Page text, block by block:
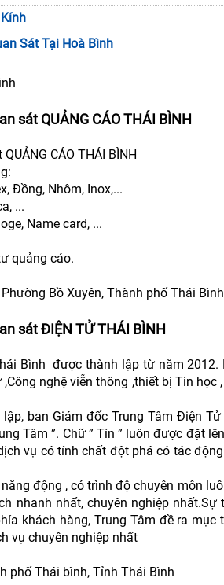
Sát Tại Hoà Bình
sát QUẢNG CÁO THÁI BÌNH
CÁO THÁI BÌNH
Đồng, Nhôm, Inox,...
...
Name card, ...
quảng cáo.
Bồ Xuyên, Thành phố Thái
sát ĐIỆN TỬ THÁI BÌNH
Bình được thành lập từ năm
nghệ viễn thông ,thiết bị Tin học
ban Giám đốc Trung Tâm Điện
Tâm ”. Chữ ” Tín ” luôn được đặt
vụ có tính chất đột phá có tác
động , có trình độ chuyên môn
nhanh nhất, chuyên nghiệp
khách hàng, Trung Tâm đề ra
vụ chuyên nghiệp nhất
phố Thái bình, Tỉnh Thái Bình